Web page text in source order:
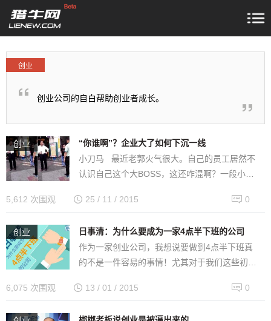
创业
创业公司的自白帮助创业者成长。
创业
“你谁啊”？企业大了如何下沉一线
小刀马 最近老郭火气很大。自己的员工居然不
认识自己这个大BOSS，这还咋混啊？一段小小
看，是因为鸿海集团董…
5,612 次围观 25 / 11 / 2015 0
创业
日事清：为什么要成为一家4点半下班的公司
作为一家创业公司，我想说要做到4点半下班真
的不是一件容易的事情！尤其对于我们这些初步
上冲业绩，冲用户量才对！但即使如此…
6,075 次围观 13 / 01 / 2015 0